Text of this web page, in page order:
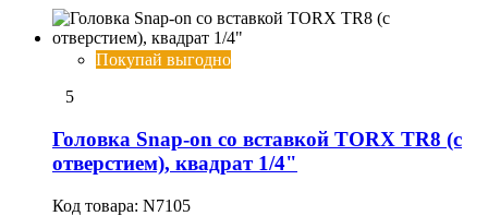
Покупай выгодно
5
Головка Snap-on со вставкой TORX TR8 (с
отверстием), квадрат 1/4"
Код товара: N7105